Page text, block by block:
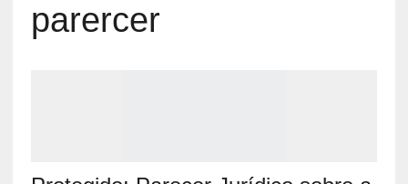
parercer